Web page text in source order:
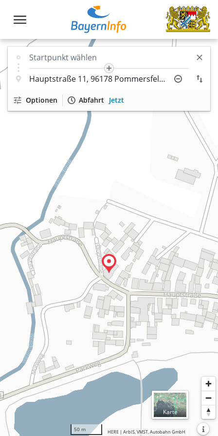
50 m HERE | ArbIS, VMST, Autobahn GmbH
Optionen Abfahrt Jetzt
Normal
Karte